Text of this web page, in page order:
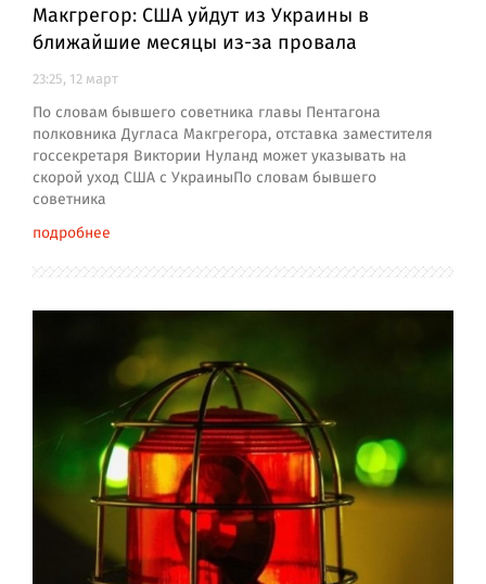
Макгрегор: США уйдут из Украины в
ближайшие месяцы из-за провала
23:25, 12 март
По словам бывшего советника главы Пентагона
полковника Дугласа Макгрегора, отставка заместителя
госсекретаря Виктории Нуланд может указывать на
скорой уход США с УкраиныПо словам бывшего
советника
подробнее